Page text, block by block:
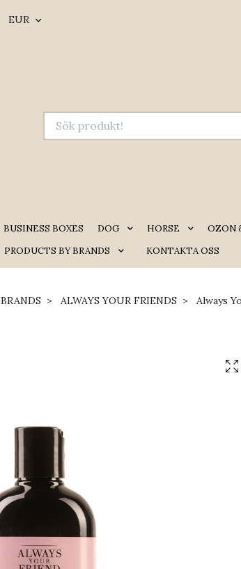
EUR
BUSINESS BOXES DOG HORSE OZON
PRODUCTS BY BRANDS
KONTAKTA OSS
BRANDS ALWAYS YOUR FRIENDS Always